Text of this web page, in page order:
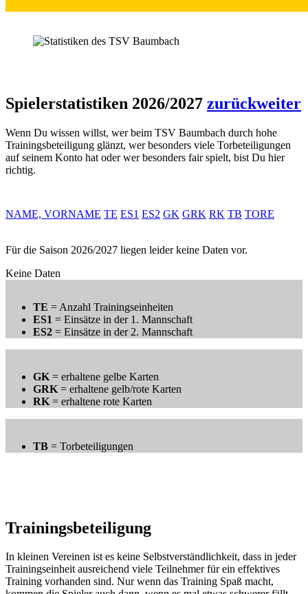
Spielerstatistiken 2026/2027 zurückweiter
Wenn Du wissen willst, wer beim TSV Baumbach durch hohe
Trainingsbeteiligung glänzt, wer besonders viele Torbeteiligungen
auf seinem Konto hat oder wer besonders fair spielt, bist Du hier
richtig.
NAME, VORNAME TE ES1 ES2 GK GRK RK TB TORE
Für die Saison 2026/2027 liegen leider keine Daten vor.
Keine Daten
TE = Anzahl Trainingseinheiten
ES1 = Einsätze in der 1. Mannschaft
ES2 = Einsätze in der 2. Mannschaft
GK = erhaltene gelbe Karten
GRK = erhaltene gelb/rote Karten
RK = erhaltene rote Karten
TB = Torbeteiligungen
Trainingsbeteiligung
In kleinen Vereinen ist es keine Selbstverständlichkeit, dass in jeder
Trainingseinheit ausreichend viele Teilnehmer für ein effektives
Training vorhanden sind. Nur wenn das Training Spaß macht,